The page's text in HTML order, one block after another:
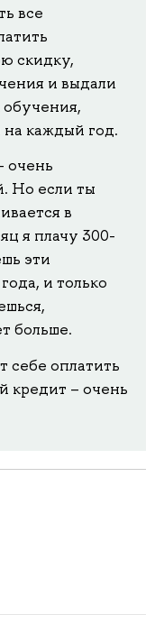
все
скидку,
и выдали
на каждый год.
очень
Но если ты
в
я плачу 300-
эти
и только
больше.
себе оплатить
кредит – очень